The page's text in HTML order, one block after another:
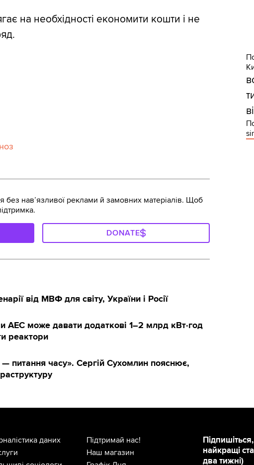
на необхідності економити кошти і не
навʼязливої реклами й замовних матеріалів. Щоб
DONATE
від МВФ для світу, України і Росії
АЕС може давати додаткові 1–2 млрд кВт·год
реактори
питання часу». Сергій Сухомлин пояснює,
найкращі
два тижні)
даних
Підтримай нас!
Наш магазин